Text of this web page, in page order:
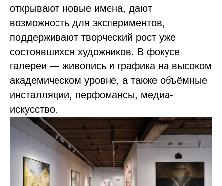
открывают новые имена, дают
возможность для экспериментов,
поддерживают творческий рост уже
состоявшихся художников. В фокусе
галереи — живопись и графика на высоком
академическом уровне, а также объёмные
инсталляции, перфомансы, медиа-
искусство.